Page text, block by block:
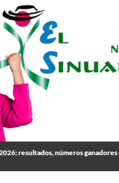
resultados, números ganadores